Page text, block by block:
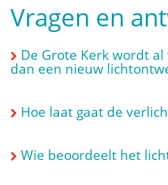
Vragen en
De Grote Kerk wordt
dan een nieuw
Hoe laat gaat de
Wie beoordeelt het